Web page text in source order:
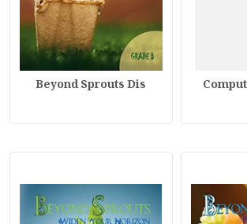
Beyond Sprouts Dis